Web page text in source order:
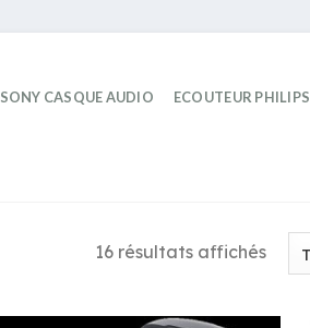
SONY CASQUE AUDIO ECOUTEUR PHILIPS
16 résultats affichés